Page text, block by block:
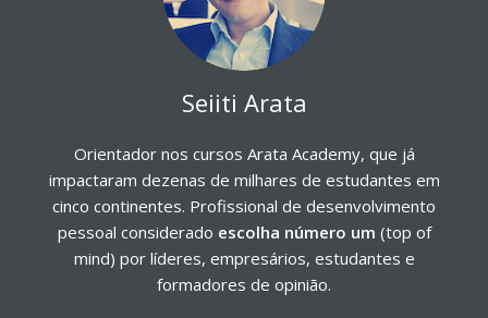
Seiiti Arata
Orientador nos cursos Arata Academy, que já
impactaram dezenas de milhares de estudantes em
cinco continentes. Profissional de desenvolvimento
pessoal considerado escolha número um (top of
mind) por líderes, empresários, estudantes e
formadores de opinião.